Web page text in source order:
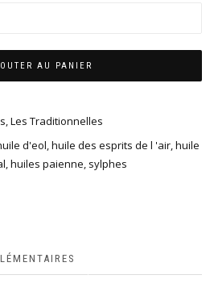
AU PANIER
,Les Traditionnelles
d'eol,huile des esprits de l 'air,huile
,huiles paienne, sylphes